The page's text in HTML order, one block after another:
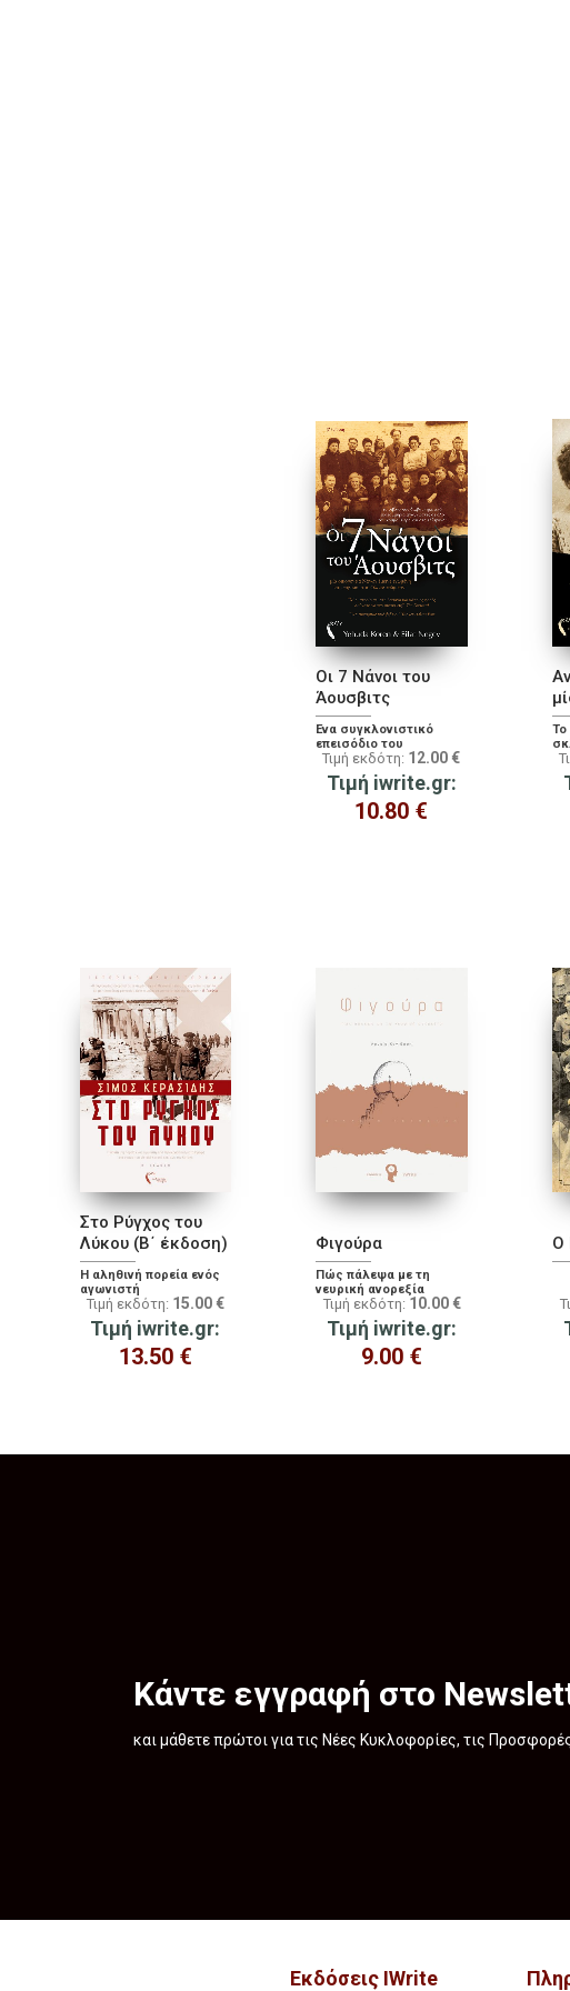
Οι 7 Νάνοι του
Άουσβιτς
Ένα συγκλονιστικό
επεισόδιο του
Ολοκαυτώματος
Τιμή εκδότη: 12.00 €
Τιμή iwrite.gr:
10.80 €
Το
Στο Ρύγχος του
Λύκου (Β΄ έκδοση)
Η αληθινή πορεία ενός
αγωνιστή
Τιμή εκδότη: 15.00 €
Τιμή iwrite.gr:
13.50 €
Φιγούρα
Πώς πάλεψα με τη
νευρική ανορεξία
Τιμή εκδότη: 10.00 €
Τιμή iwrite.gr:
9.00 €
Ο
Κάντε εγγραφή στο
και μάθετε πρώτοι για τις Νέες Κυκλοφορίες, τις
Εκδόσεις IWrite